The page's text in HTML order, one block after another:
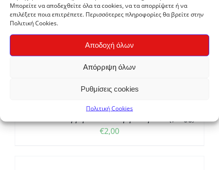
Μπορείτε να αποδεχθείτε όλα τα cookies, να τα απορρίψετε ή να
επιλέξετε ποια επιτρέπετε. Περισσότερες πληροφορίες θα βρείτε στην
Πολιτική Cookies.
Αποδοχή όλων
Απόρριψη όλων
Ρυθμίσεις cookies
Πολιτική Cookies
€2,00